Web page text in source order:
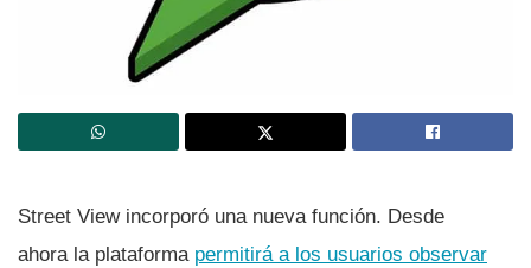
Street View incorporó una nueva función. Desde
ahora la plataforma permitirá a los usuarios observar